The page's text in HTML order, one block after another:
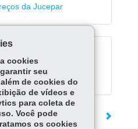
da Jucepar
cookies
seu
de cookies do
de vídeos e
para coleta de
Você pode
os cookies